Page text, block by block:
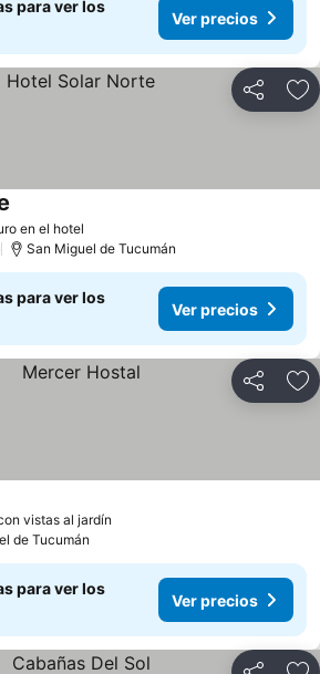
para ver los
Ver precios
Compartir
en el hotel
San Miguel de Tucumán
para ver los
Ver precios
Compartir
vistas al jardín
precios
de Tucumán
para ver los
Ver precios